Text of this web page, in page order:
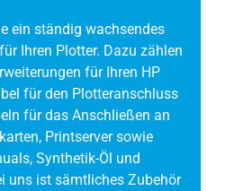
ein ständig wachsendes
Ihren Plotter. Dazu zählen
für Ihren HP
für den Plotteranschluss
für das Anschließen an
Printserver sowie
Synthetik-Öl und
uns ist sämtliches Zubehör